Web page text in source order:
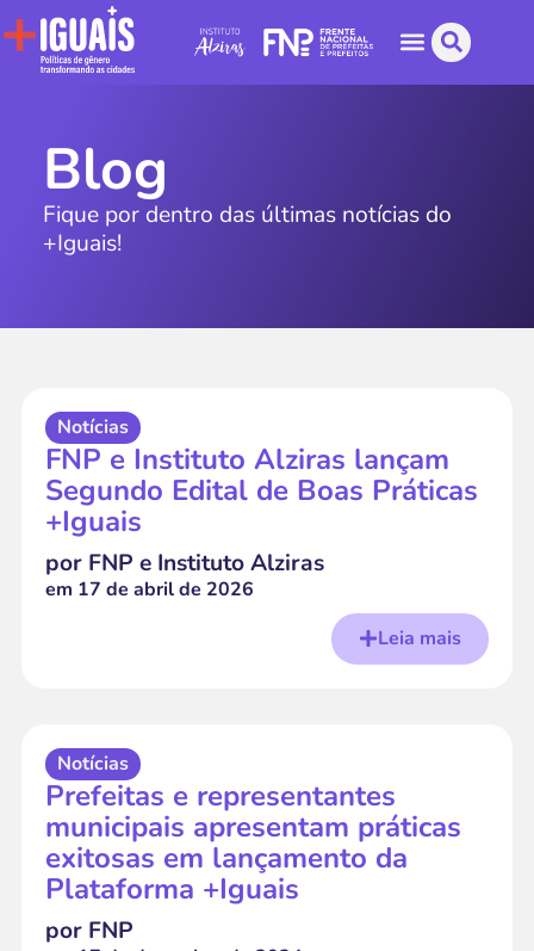
Blog
Fique por dentro das últimas notícias do
+Iguais!
Notícias
FNP e Instituto Alziras lançam
Segundo Edital de Boas Práticas
+Iguais
por FNP e Instituto Alziras
em 17 de abril de 2026
Leia mais
Notícias
Prefeitas e representantes
municipais apresentam práticas
exitosas em lançamento da
Plataforma +Iguais
por FNP